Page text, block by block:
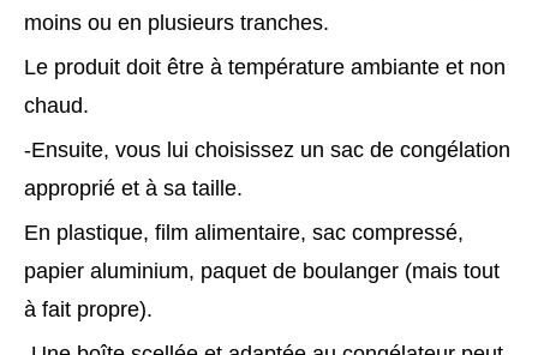
moins ou en plusieurs tranches.
Le produit doit être à température ambiante et non
chaud.
-Ensuite, vous lui choisissez un sac de congélation
approprié et à sa taille.
En plastique, film alimentaire, sac compressé,
papier aluminium, paquet de boulanger (mais tout
à fait propre).